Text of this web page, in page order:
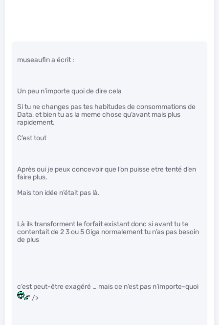
museaufin a écrit :
Un peu n’importe quoi de dire cela
Si tu ne changes pas tes habitudes de consommations de
Data, et bien tu as la meme chose qu’avant mais plus
rapidement.
C’est tout
Après oui je peux concevoir que l’on puisse etre tenté d’en
faire plus.
Mais ton idée n’était pas là.
Là ils transforment le forfait existant donc si avant tu te
contentait de 2 3 ou 5 Giga normalement tu n’as pas besoin
de plus
c’est peut-être exagéré … mais ce n’est pas n’importe-quoi
" />